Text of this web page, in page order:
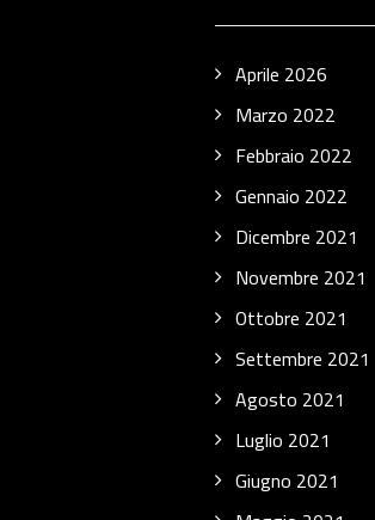
Aprile 2026
Marzo 2022
Febbraio 2022
Gennaio 2022
Dicembre 2021
Novembre 2021
Ottobre 2021
Settembre 2021
Agosto 2021
Luglio 2021
Giugno 2021